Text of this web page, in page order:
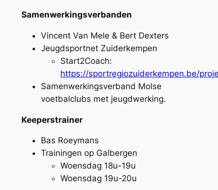
Samenwerkingsverbanden
Vincent Van Mele & Bert Dexters
Jeugdsportnet Zuiderkempen
Start2Coach:
https://sportregiozuiderkempen.be/
Samenwerkingsverband Molse
voetbalclubs met jeugdwerking.
Keeperstrainer
Bas Roeymans
Trainingen op Galbergen
Woensdag 18u-19u
Woensdag 19u-20u